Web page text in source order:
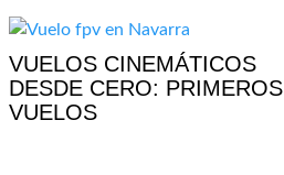
VUELOS CINEMÁTICOS
DESDE CERO: PRIMEROS
VUELOS